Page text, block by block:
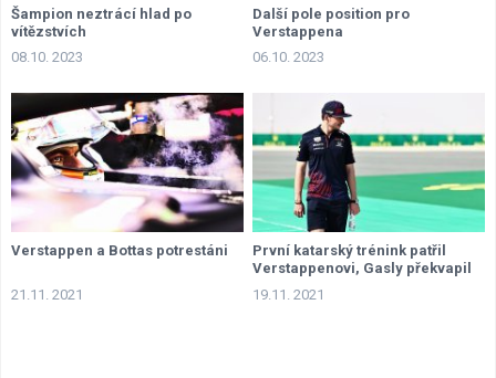
Šampion neztrácí hlad po
vítězstvích
08.10. 2023
Další pole position pro
Verstappena
06.10. 2023
Verstappen a Bottas potrestáni
21.11. 2021
První katarský trénink patřil
Verstappenovi, Gasly překvapil
druhým časem
19.11. 2021